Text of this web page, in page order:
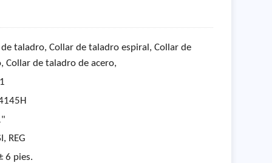
taladro, Collar de taladro espiral, Collar de
Collar de taladro de acero,
REG
6 pies.